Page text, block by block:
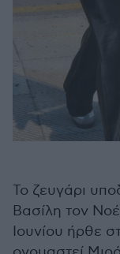
Το ζευγάρι
Βασίλη τον
Ιουνίου ήρθε